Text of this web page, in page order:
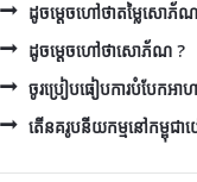
ដូចម្ដេចហៅថាតម្លៃសោភ័
ដូចម្ដេចហៅថាសោភ័ណ ?
ចូរប្រៀបធៀបការបំបែកអា
តើនគរូបនីយកម្មនៅកម្ពុជាយ